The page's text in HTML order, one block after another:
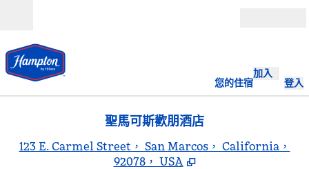
您的住宿
加入
登入
聖馬可斯歡朋酒店
123 E. Carmel Street， San Marcos， California，
92078， USA